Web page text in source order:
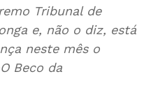
Tribunal de
e, não o diz, está
neste mês o
Beco da